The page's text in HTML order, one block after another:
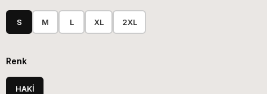
S M L XL 2XL
Renk
HAKİ